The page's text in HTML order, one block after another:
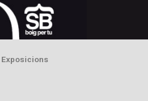
Exposicions